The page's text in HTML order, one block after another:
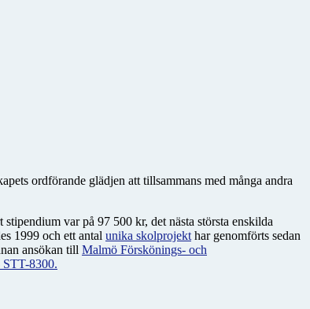
ordförande glädjen att tillsammans med många andra
var på 97 500 kr, det nästa största enskilda
1999 och ett antal unika skolprojekt har genomförts sedan
ansökan till Malmö Förskönings- och
8300.